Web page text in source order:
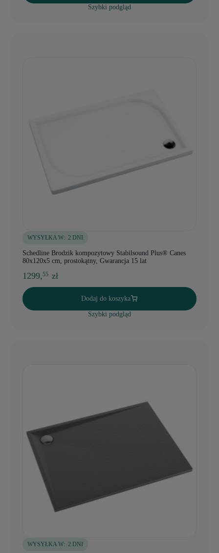
Szybki podgląd
WYSYŁKA W: 2 DNI
Schedline Brodzik kompozytowy Stabilsound Plus® Canes
80x120x5 cm, prostokątny, Gwarancja 15 lat
1299,55 zł
Dodaj do koszyka
Szybki podgląd
WYSYŁKA W: 2 DNI